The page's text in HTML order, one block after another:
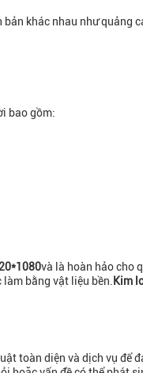
khác nhau như
bao gồm:
và là hoàn hảo cho
làm bằng vật liệu bền. Kim
toàn diện và dịch vụ